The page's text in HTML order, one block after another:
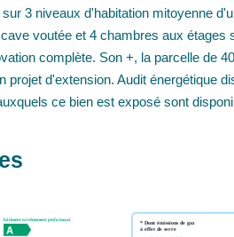
3 niveaux d'habitation mitoyenne
voutée et 4 chambres aux étages
complète. Son +, la parcelle de
projet d'extension. Audit énergétique
ce bien est exposé sont